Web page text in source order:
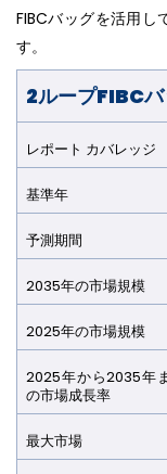
FIBCバッグを活用し
す。
2ループFIBC
レポート カバレッジ
基準年
予測期間
2035年の市場規模
2025年の市場規模
2025年から2035年
の市場成長率
最大市場